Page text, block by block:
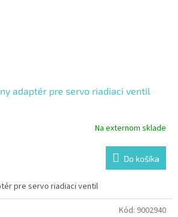
adaptér pre servo riadiaci ventil
Na externom sklade
Do košíka
pre servo riadiaci ventil
Kód: 9002940